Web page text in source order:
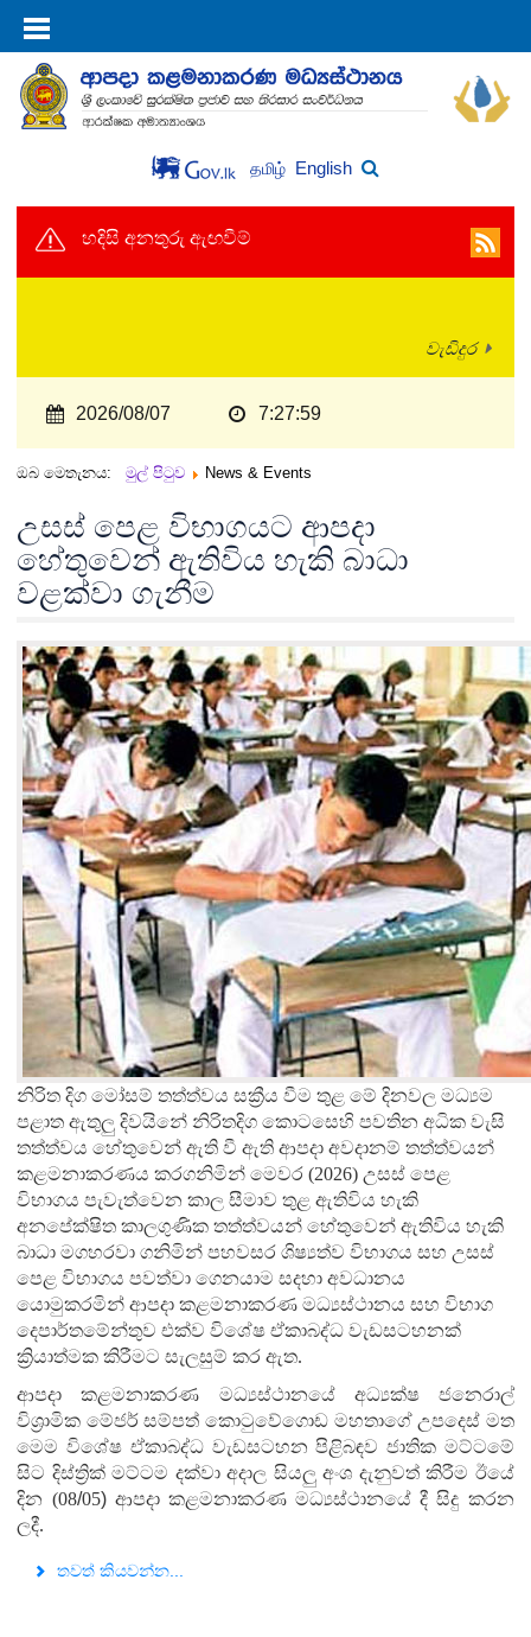
தமிழ் English
හදිසි අනතුරු ඇඟවීම්
වැඩිදුර
2026/08/07 7:27:59
ඔබ මෙතැනය: මුල් පිටුව News & Events
උසස් පෙළ විභාගයට ආපදා
හේතුවෙන් ඇතිවිය හැකි බාධා
වළක්වා ගැනීම
නිරිත දිග මෝසම් තත්ත්වය සක්‍රීය වීම තුළ මේ දිනවල මධ්‍යම
පළාත ඇතුලු දිවයිනේ නිරිතදිග කොටසෙහි පවතින අධික වැසි
තත්ත්වය හේතුවෙන් ඇති වී ඇති ආපදා අවදානම් තත්ත්වයන්
කළමනාකරණය කරගනිමින් මෙවර (2026) උසස් පෙළ
විභාගය පැවැත්වෙන කාල සීමාව තුළ ඇතිවිය හැකි
අනපේක්ෂිත කාලගුණික තත්ත්වයන් හේතුවෙන් ඇතිවිය හැකි
බාධා මගහරවා ගනිමින් පහවසර ශිෂ්‍යත්ව විභාගය සහ උසස්
පෙළ විභාගය පවත්වා ගෙනයාම සදහා අවධානය
යොමුකරමින් ආපදා කළමනාකරණ මධ්‍යස්ථානය සහ විභාග
දෙපාර්තමේන්තුව එක්ව විශේෂ ඒකාබද්ධ වැඩසටහනක්
ක්‍රියාත්මක කිරීමට සැලසුම් කර ඇත.
ආපදා කළමනාකරණ මධ්‍යස්ථානයේ අධ්‍යක්ෂ ජනෙරාල්
විශ්‍රාමික මේජර් සම්පත් කොටුවේගොඩ මහතාගේ උපදෙස් මත
මෙම විශේෂ ඒකාබද්ධ වැඩසටහන පිළිබඳව ජාතික මට්ටමේ
සිට දිස්ත්‍රික් මට්ටම දක්වා අදාල සියලු අංශ දැනුවත් කිරීම ඊයේ
දින (08/05) ආපදා කළමනාකරණ මධ්‍යස්ථානයේ දී සිදු කරන
ලදී.
තවත් කියවන්න...